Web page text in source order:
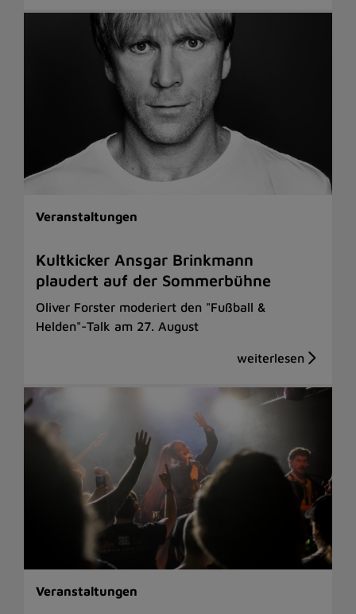
Veranstaltungen
Kultkicker Ansgar Brinkmann
plaudert auf der Sommerbühne
Oliver Forster moderiert den "Fußball &
Helden"-Talk am 27. August
Veranstaltungen